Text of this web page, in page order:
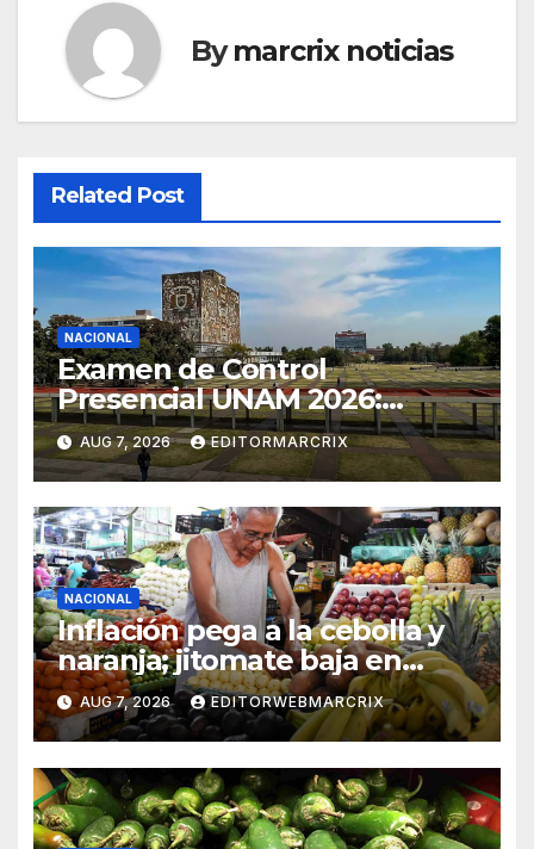
Bymarcrix noticias
Related Post
NACIONAL
Examen de Control
Presencial UNAM 2026:
aspirantes ya pueden
consultar fecha, sede y
horario
AUG 7, 2026 EDITORMARCRIX
NACIONAL
Inflación pega a la cebolla y
naranja; jitomate baja en
México
AUG 7, 2026 EDITORWEBMARCRIX